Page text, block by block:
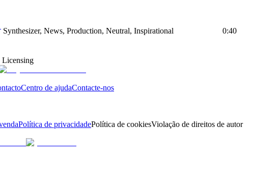
Synthesizer, News, Production, Neutral, Inspirational 0:40
Licensing
Centro de ajudaContacte-nos
Política de privacidadePolítica de cookiesViolação de direitos de autor